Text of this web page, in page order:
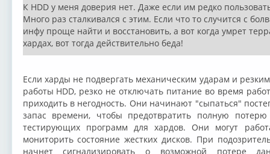
К HDD у меня доверия нет. Даже если им редко
Много раз сталкивался с этим. Если что то случится с
инфу проще найти и восстановить, а вот когда умрет
хардах, вот тогда действительно беда!
Если харды не подвергать механическим ударам и
работы HDD, резко не отключать питание во время
приходить в негодность. Они начинают "сыпаться"
запас времени, чтобы предотвратить полную
тестирующих программ для хардов. Они могут
мониторить состояние жестких дисков. При
начнет сигнализировать о возможной потере